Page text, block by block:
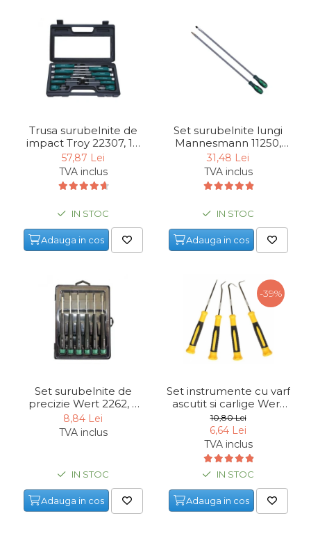
Trusa surubelnite de
impact Troy 22307, 10
piese
57,87 Lei
TVA inclus
IN STOC
Adauga in cos
Set surubelnite de
precizie Wert 2262, 6
piese
8,84 Lei
TVA inclus
IN STOC
Adauga in cos
Set surubelnite lungi
Mannesmann 11250,
450 mm, 2 piese
31,48 Lei
TVA inclus
IN STOC
Adauga in cos
-39%
Set instrumente cu varf
ascutit si carlige Wert
2690, 170 mm, 4 piese
10,80 Lei
6,64 Lei
TVA inclus
IN STOC
Adauga in cos